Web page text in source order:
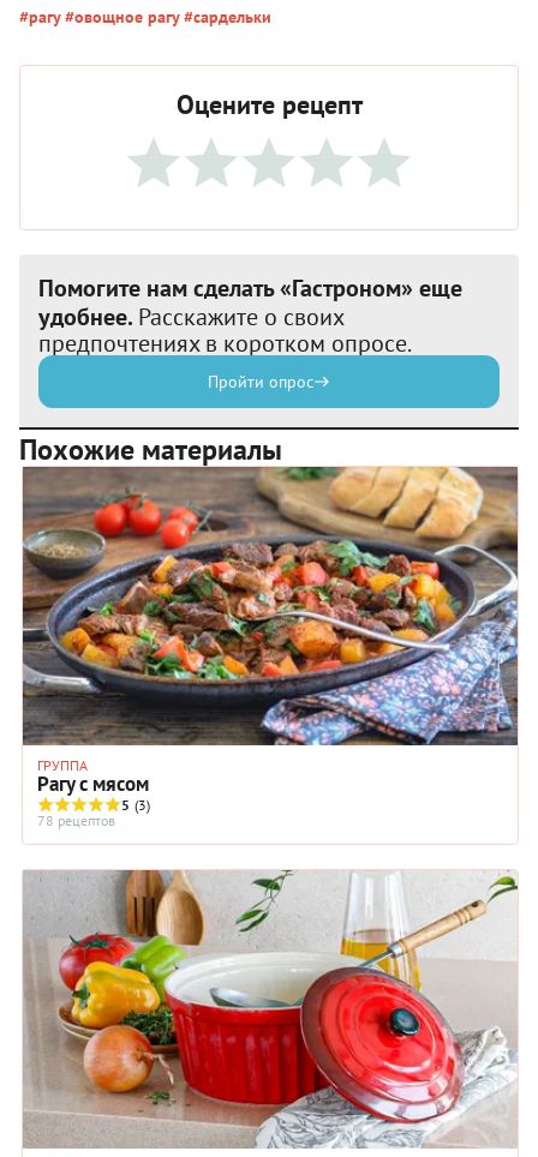
#рагу#овощное рагу#сардельки
Оцените рецепт
Помогите нам сделать «Гастроном» еще
удобнее. Расскажите о своих
предпочтениях в коротком опросе.
Пройти опрос
Похожие материалы
ГРУППА
Рагу с мясом
5 (3)
78 рецептов